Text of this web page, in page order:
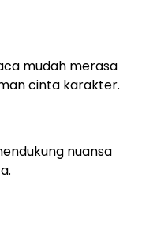
mudah merasa
cinta karakter.
nuansa